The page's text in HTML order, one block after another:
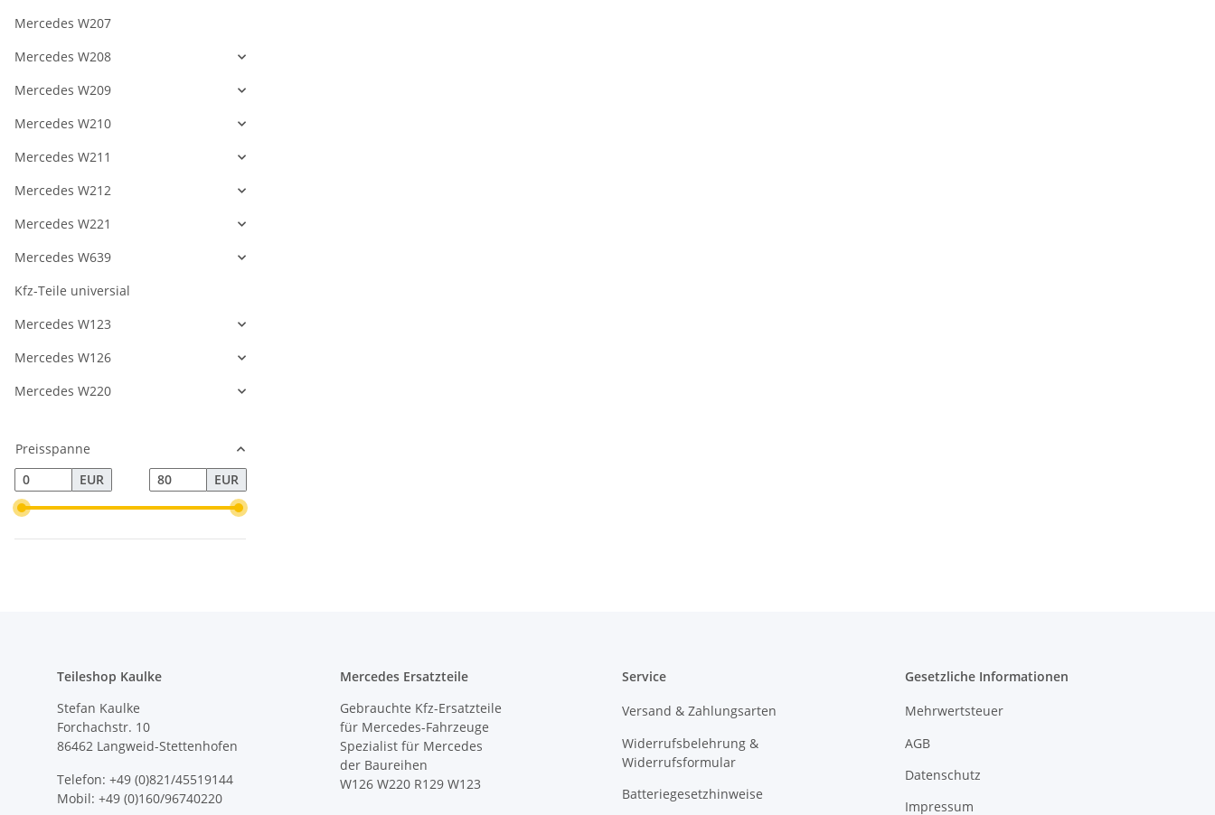
Mercedes W207
Mercedes W208
Mercedes W209
Mercedes W210
Mercedes W211
Mercedes W212
Mercedes W221
Mercedes W639
Kfz-Teile universial
Mercedes W123
Mercedes W126
Mercedes W220
Preisspanne
EUR
EUR
Teileshop Kaulke
Stefan Kaulke
Forchachstr. 10
86462 Langweid-Stettenhofen
Telefon: +49 (0)821/45519144
Mobil: +49 (0)160/96740220
Mercedes Ersatzteile
Gebrauchte Kfz-Ersatzteile
für Mercedes-Fahrzeuge
Spezialist für Mercedes
der Baureihen
W126 W220 R129 W123
Service
Versand & Zahlungsarten
Widerrufsbelehrung &
Widerrufsformular
Batteriegesetzhinweise
Gesetzliche Informationen
Mehrwertsteuer
AGB
Datenschutz
Impressum